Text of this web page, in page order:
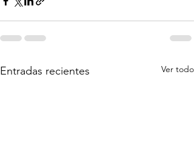
Entradas recientes Ver todo